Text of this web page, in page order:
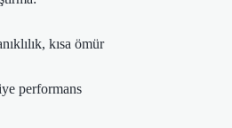
kısa ömür
performans